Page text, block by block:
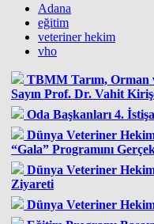
Adana
eğitim
veteriner hekim
vho
TBMM Tarım, Orman
Sayın Prof. Dr. Vahit
Oda Başkanları 4.
Dünya Veteriner
“Gala” Programını
Dünya Veteriner
Ziyareti
Dünya Veteriner